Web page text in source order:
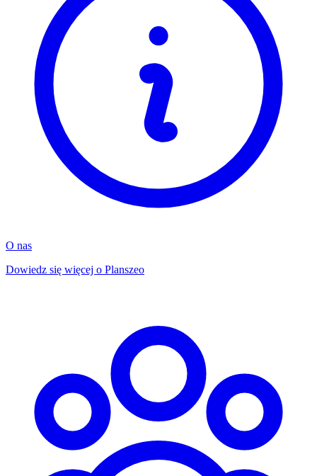
O nas
Dowiedz się więcej o Planszeo